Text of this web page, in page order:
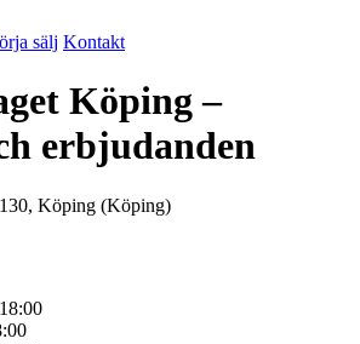
sälj Kontakt
Köping –
erbjudanden
Köping (Köping)